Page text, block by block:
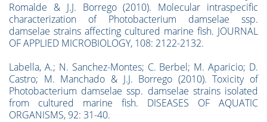
Romalde & J.J. Borrego (2010). Molecular intraspecific
characterization of Photobacterium damselae ssp.
damselae strains affecting cultured marine fish. JOURNAL
OF APPLIED MICROBIOLOGY, 108: 2122-2132.
Labella, A.; N. Sanchez-Montes; C. Berbel; M. Aparicio; D.
Castro; M. Manchado & J.J. Borrego (2010). Toxicity of
Photobacterium damselae ssp. damselae strains isolated
from cultured marine fish. DISEASES OF AQUATIC
ORGANISMS, 92: 31-40.